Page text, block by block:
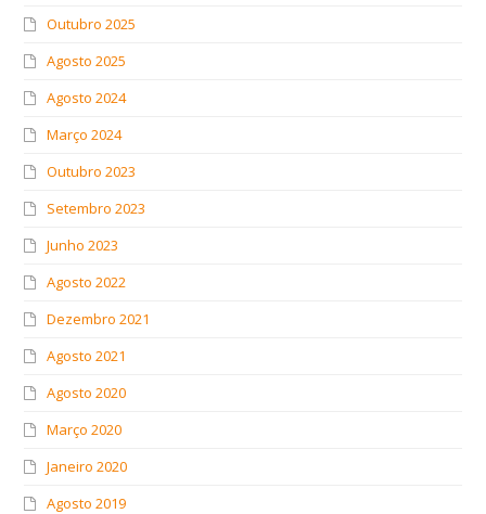
Outubro 2025
Agosto 2025
Agosto 2024
Março 2024
Outubro 2023
Setembro 2023
Junho 2023
Agosto 2022
Dezembro 2021
Agosto 2021
Agosto 2020
Março 2020
Janeiro 2020
Agosto 2019